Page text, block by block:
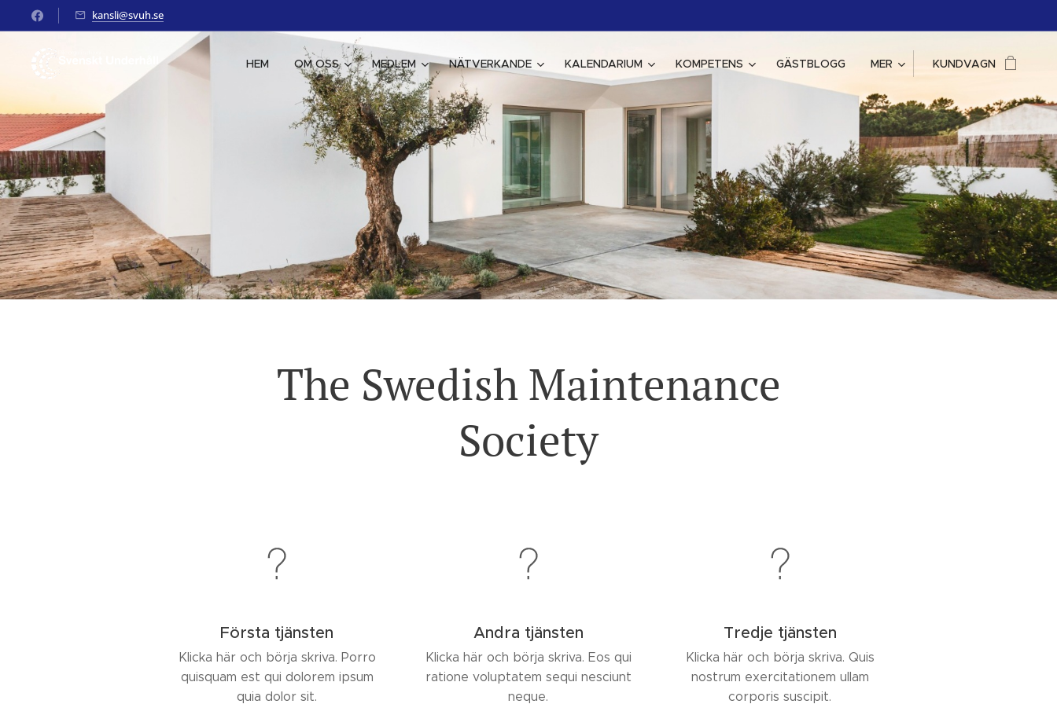
kansli@svuh.se
HEM OM OSS MEDLEM NÄTVERKANDE KALENDARIUM KOMPETENS GÄSTBLOGG MER KUNDVAGN
The Swedish Maintenance
Society
Första tjänsten
Klicka här och börja skriva. Porro
quisquam est qui dolorem ipsum
quia dolor sit.
Andra tjänsten
Klicka här och börja skriva. Eos qui
ratione voluptatem sequi nesciunt
neque.
Tredje tjänsten
Klicka här och börja skriva. Quis
nostrum exercitationem ullam
corporis suscipit.